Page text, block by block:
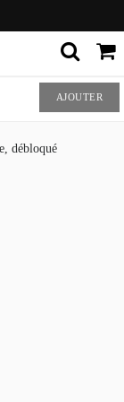
AJOUTER